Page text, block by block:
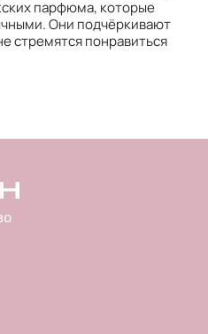
парфюма, которые
Они подчёркивают
стремятся понравиться